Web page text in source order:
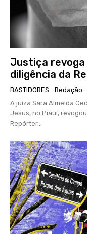
Justiça revoga
diligência da
BASTIDORES Redação -
A juíza Sara Almeida
Jesus, no Piauí,
Repórter...